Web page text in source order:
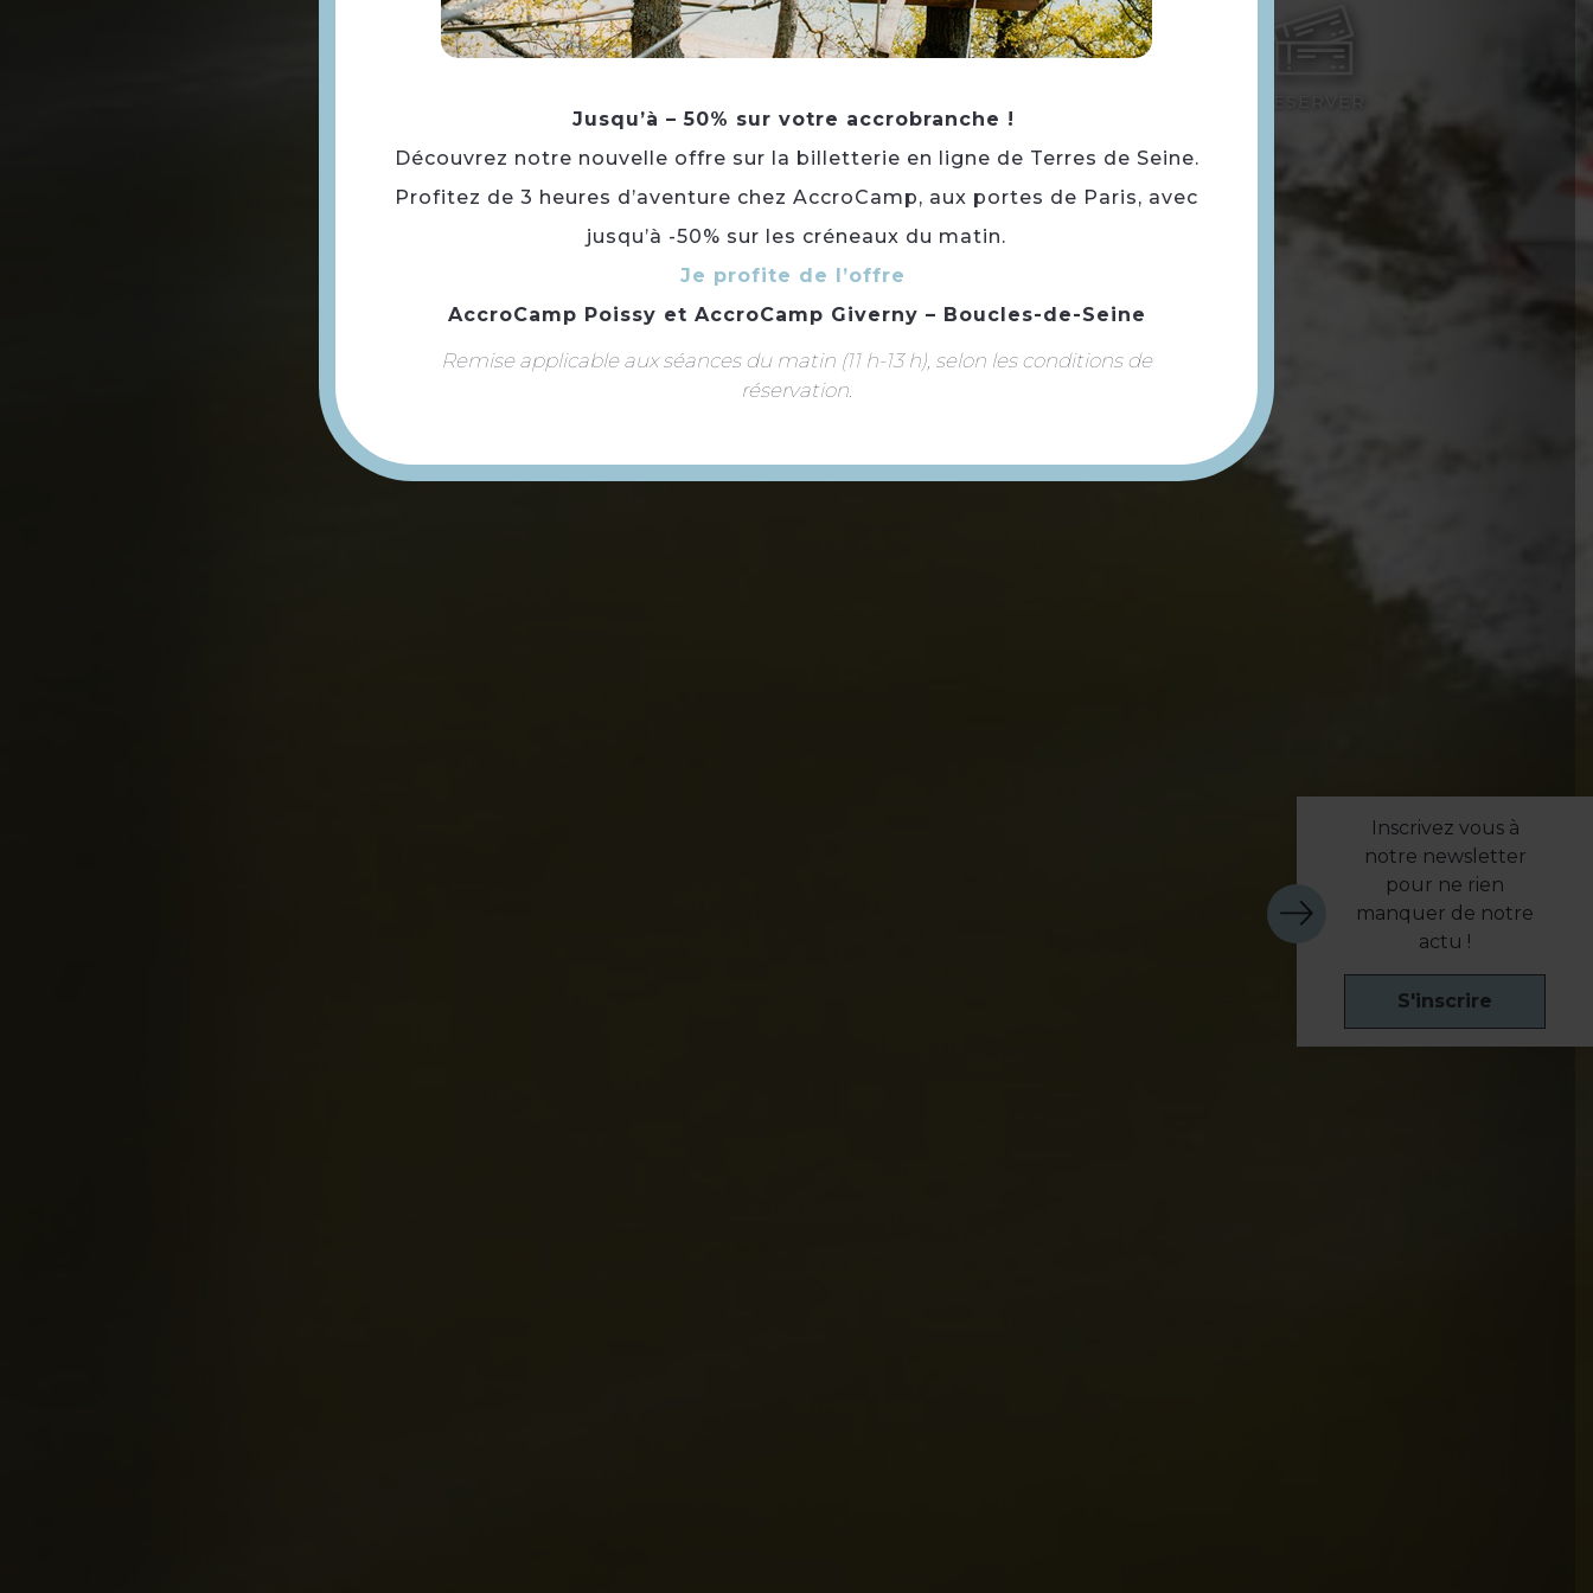
Inscrivez vous à
notre newsletter
pour ne rien
manquer de notre
actu !
S'inscrire
Jusqu’à – 50% sur votre accrobranche !
Découvrez notre nouvelle offre sur la billetterie en ligne de Terres de Seine.
Profitez de 3 heures d’aventure chez AccroCamp, aux portes de Paris, avec
jusqu’à -50% sur les créneaux du matin.
Je profite de l’offre
AccroCamp Poissy et AccroCamp Giverny – Boucles-de-Seine
Remise applicable aux séances du matin (11 h-13 h), selon les conditions de
réservation.